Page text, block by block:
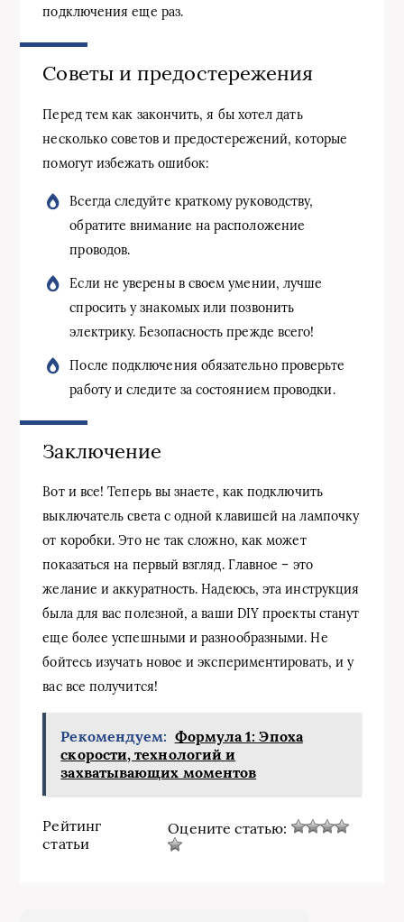
подключения еще раз.
Советы и предостережения
Перед тем как закончить, я бы хотел дать
несколько советов и предостережений, которые
помогут избежать ошибок:
Всегда следуйте краткому руководству,
обратите внимание на расположение
проводов.
Если не уверены в своем умении, лучше
спросить у знакомых или позвонить
электрику. Безопасность прежде всего!
После подключения обязательно проверьте
работу и следите за состоянием проводки.
Заключение
Вот и все! Теперь вы знаете, как подключить
выключатель света с одной клавишей на лампочку
от коробки. Это не так сложно, как может
показаться на первый взгляд. Главное – это
желание и аккуратность. Надеюсь, эта инструкция
была для вас полезной, а ваши DIY проекты станут
еще более успешными и разнообразными. Не
бойтесь изучать новое и экспериментировать, и у
вас все получится!
Рекомендуем: Формула 1: Эпоха
скорости, технологий и
захватывающих моментов
Рейтинг
статьи
Оцените статью: